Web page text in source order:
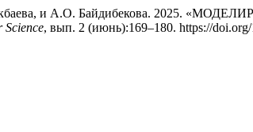
и А.О. Байдибекова.
Science, вып. 2 (июнь):169–180. https://